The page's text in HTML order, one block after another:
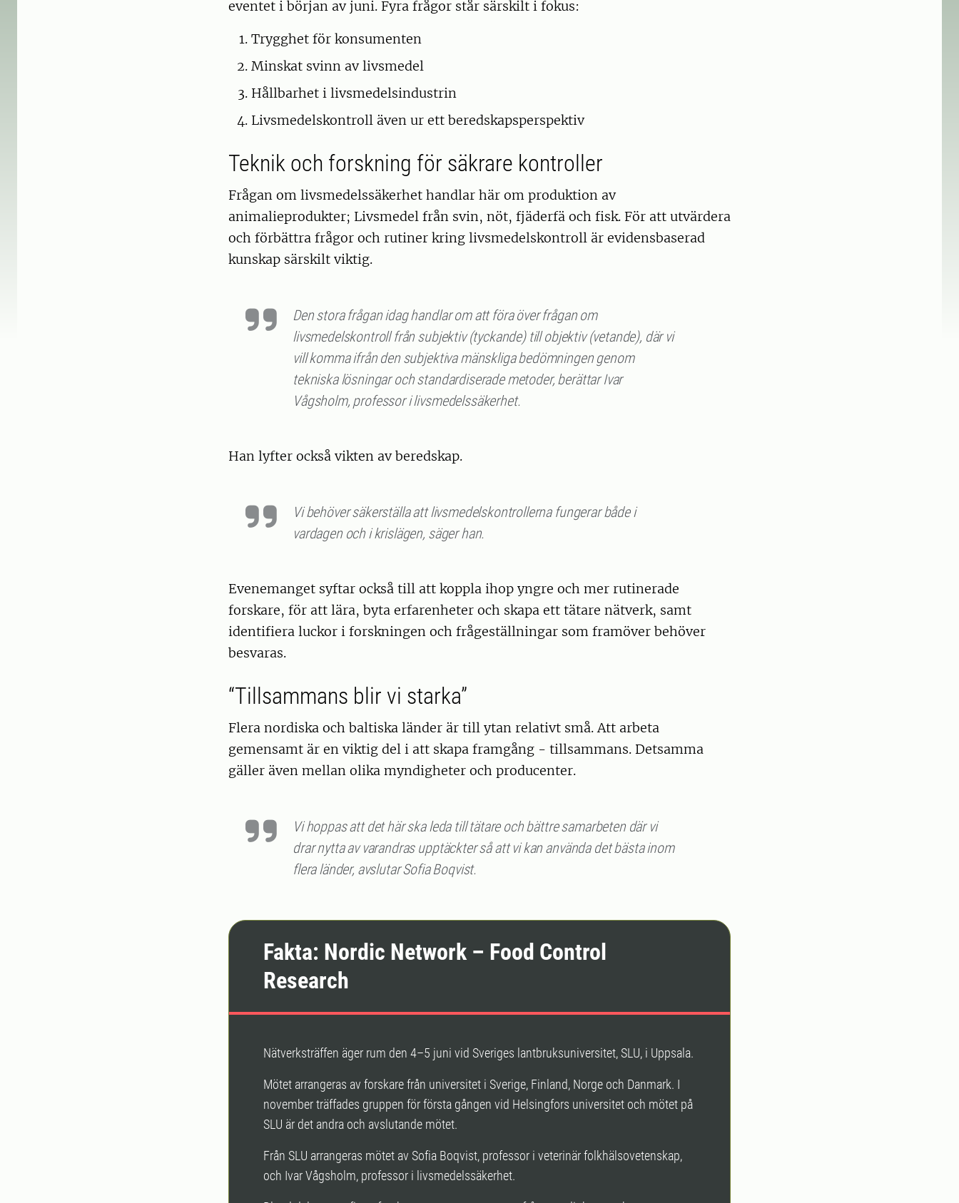
eventet i början av juni. Fyra frågor står särskilt i fokus:
Trygghet för konsumenten
Minskat svinn av livsmedel
Hållbarhet i livsmedelsindustrin
Livsmedelskontroll även ur ett beredskapsperspektiv
Teknik och forskning för säkrare kontroller
Frågan om livsmedelssäkerhet handlar här om produktion av
animalieprodukter; Livsmedel från svin, nöt, fjäderfä och fisk. För att utvärdera
och förbättra frågor och rutiner kring livsmedelskontroll är evidensbaserad
kunskap särskilt viktig.
Den stora frågan idag handlar om att föra över frågan om
livsmedelskontroll från subjektiv (tyckande) till objektiv (vetande), där vi
vill komma ifrån den subjektiva mänskliga bedömningen genom
tekniska lösningar och standardiserade metoder, berättar Ivar
Vågsholm, professor i livsmedelssäkerhet.
Han lyfter också vikten av beredskap.
Vi behöver säkerställa att livsmedelskontrollerna fungerar både i
vardagen och i krislägen, säger han.
Evenemanget syftar också till att koppla ihop yngre och mer rutinerade
forskare, för att lära, byta erfarenheter och skapa ett tätare nätverk, samt
identifiera luckor i forskningen och frågeställningar som framöver behöver
besvaras.
“Tillsammans blir vi starka”
Flera nordiska och baltiska länder är till ytan relativt små. Att arbeta
gemensamt är en viktig del i att skapa framgång - tillsammans. Detsamma
gäller även mellan olika myndigheter och producenter.
Vi hoppas att det här ska leda till tätare och bättre samarbeten där vi
drar nytta av varandras upptäckter så att vi kan använda det bästa inom
flera länder, avslutar Sofia Boqvist.
Fakta: Nordic Network – Food Control
Research
Nätverksträffen äger rum den 4–5 juni vid Sveriges lantbruksuniversitet, SLU, i Uppsala.
Mötet arrangeras av forskare från universitet i Sverige, Finland, Norge och Danmark. I
november träffades gruppen för första gången vid Helsingfors universitet och mötet på
SLU är det andra och avslutande mötet.
Från SLU arrangeras mötet av Sofia Boqvist, professor i veterinär folkhälsovetenskap,
och Ivar Vågsholm, professor i livsmedelssäkerhet.